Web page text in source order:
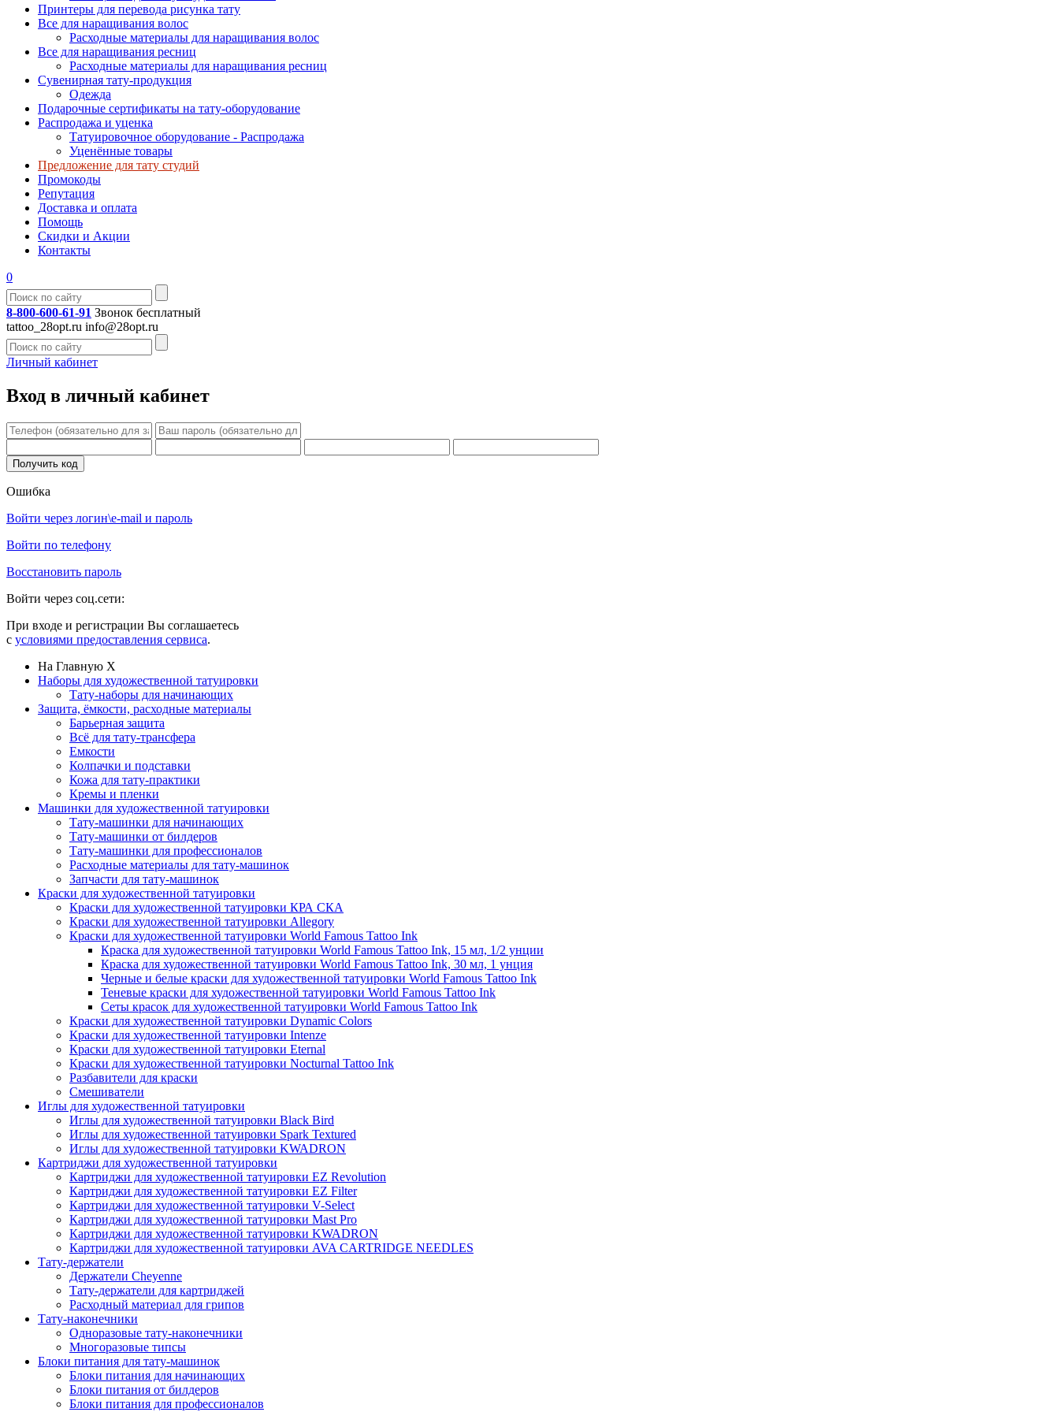
Принтеры для перевода рисунка тату
Все для наращивания волос
Расходные материалы для наращивания волос
Все для наращивания ресниц
Расходные материалы для наращивания ресниц
Сувенирная тату-продукция
Одежда
Подарочные сертификаты на тату-оборудование
Распродажа и уценка
Татуировочное оборудование - Распродажа
Уценённые товары
Предложение для тату студий
Промокоды
Репутация
Доставка и оплата
Помощь
Скидки и Акции
Контакты
0
8-800-600-61-91 Звонок бесплатный
tattoo_28opt.ru info@28opt.ru
Личный кабинет
Вход в личный кабинет
Ошибка
Войти через логин\e-mail и пароль
Войти по телефону
Восстановить пароль
Войти через соц.сети:
При входе и регистрации Вы соглашаетесь
с условиями предоставления сервиса.
На Главную X
Наборы для художественной татуировки
Тату-наборы для начинающих
Защита, ёмкости, расходные материалы
Барьерная защита
Всё для тату-трансфера
Емкости
Колпачки и подставки
Кожа для тату-практики
Кремы и пленки
Машинки для художественной татуировки
Тату-машинки для начинающих
Тату-машинки от билдеров
Тату-машинки для профессионалов
Расходные материалы для тату-машинок
Запчасти для тату-машинок
Краски для художественной татуировки
Краски для художественной татуировки КРА СКА
Краски для художественной татуировки Allegory
Краски для художественной татуировки World Famous Tattoo Ink
Краска для художественной татуировки World Famous Tattoo Ink, 15 мл, 1/2 унции
Краска для художественной татуировки World Famous Tattoo Ink, 30 мл, 1 унция
Черные и белые краски для художественной татуировки World Famous Tattoo Ink
Теневые краски для художественной татуировки World Famous Tattoo Ink
Сеты красок для художественной татуировки World Famous Tattoo Ink
Краски для художественной татуировки Dynamic Colors
Краски для художественной татуировки Intenze
Краски для художественной татуировки Eternal
Краски для художественной татуировки Nocturnal Tattoo Ink
Разбавители для краски
Смешиватели
Иглы для художественной татуировки
Иглы для художественной татуировки Black Bird
Иглы для художественной татуировки Spark Textured
Иглы для художественной татуировки KWADRON
Картриджи для художественной татуировки
Картриджи для художественной татуировки EZ Revolution
Картриджи для художественной татуировки EZ Filter
Картриджи для художественной татуировки V-Select
Картриджи для художественной татуировки Mast Pro
Картриджи для художественной татуировки KWADRON
Картриджи для художественной татуировки AVA CARTRIDGE NEEDLES
Тату-держатели
Держатели Cheyenne
Тату-держатели для картриджей
Расходный материал для грипов
Тату-наконечники
Одноразовые тату-наконечники
Многоразовые типсы
Блоки питания для тату-машинок
Блоки питания для начинающих
Блоки питания от билдеров
Блоки питания для профессионалов